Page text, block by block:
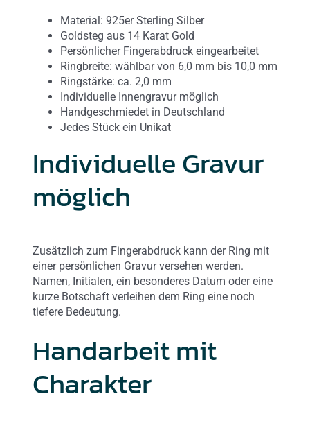
Material: 925er Sterling Silber
Goldsteg aus 14 Karat Gold
Persönlicher Fingerabdruck eingearbeitet
Ringbreite: wählbar von 6,0 mm bis 10,0 mm
Ringstärke: ca. 2,0 mm
Individuelle Innengravur möglich
Handgeschmiedet in Deutschland
Jedes Stück ein Unikat
Individuelle Gravur
möglich
Zusätzlich zum Fingerabdruck kann der Ring mit
einer persönlichen Gravur versehen werden.
Namen, Initialen, ein besonderes Datum oder eine
kurze Botschaft verleihen dem Ring eine noch
tiefere Bedeutung.
Handarbeit mit
Charakter